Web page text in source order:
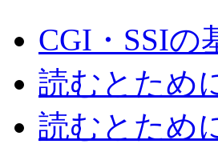
CGI・SSIの
読むとため
読むとため